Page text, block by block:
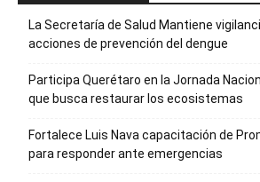
La Secretaría de Salud Mantiene
acciones de prevención del dengue
Participa Querétaro en la Jornada
que busca restaurar los ecosistemas
Fortalece Luis Nava capacitación de
para responder ante emergencias